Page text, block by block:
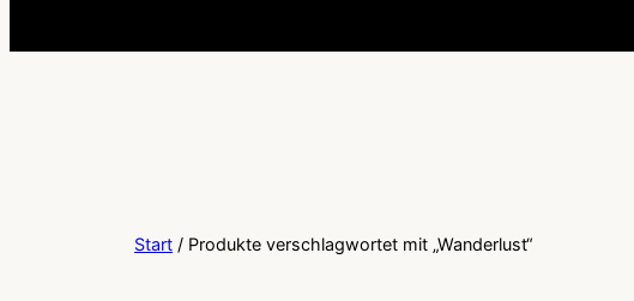
Start / Produkte verschlagwortet mit „Wanderlust“